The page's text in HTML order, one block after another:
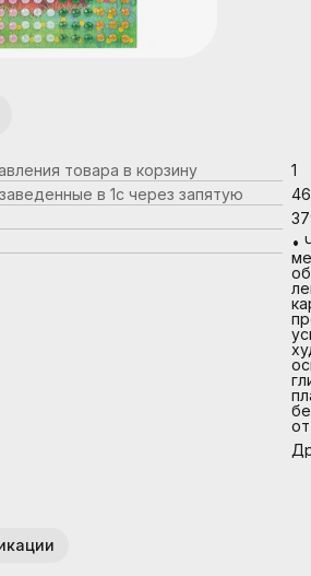
товара в корзину
1
в 1с через запятую
•